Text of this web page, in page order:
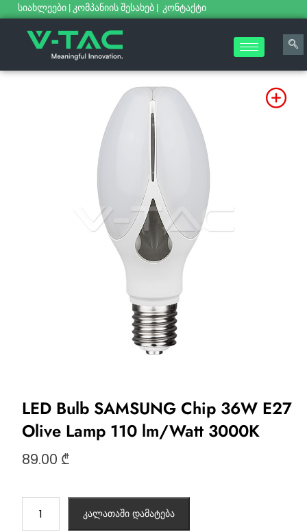
სიახლეები | კომპანიის შესახებ | კონტაქტი
LED Bulb SAMSUNG Chip 36W E27
Olive Lamp 110 lm/Watt 3000K
89.00 ₾
კალათაში დამატება